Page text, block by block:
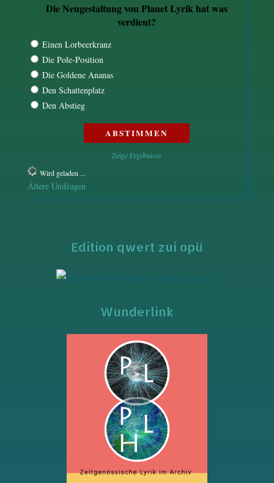
Die Neugestaltung von Planet Lyrik hat was
verdient?
Einen Lorbeerkranz
Die Pole-Position
Die Goldene Ananas
Den Schattenplatz
Den Abstieg
Zeige Ergebnisse
Wird geladen ...
Ältere Umfragen
Edition qwert zui opü
Wunderlink